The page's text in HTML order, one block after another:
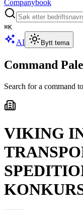
Companybook
⌘K
AI Bytt tema
Command
Search for a command
VIKING